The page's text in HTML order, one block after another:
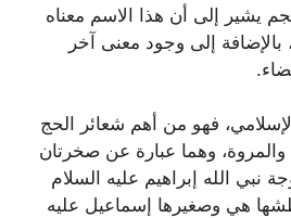
يشير إلى أن هذا الاسم معناه
بالإضافة إلى وجود معنى آخر
فهو من أهم شعائر الحج
وهما عبارة عن صخرتان
نبي الله إبراهيم عليه السلام
هي وصغيرها إسماعيل عليه